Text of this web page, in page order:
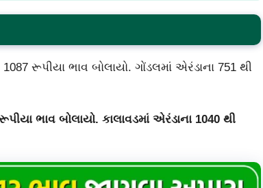
રૂપીયા ભાવ બોલાયો. ગોંડલમાં એરંડાના 751 થી
ભાવ બોલાયો. કાલાવડમાં એરંડાના 1040 થી